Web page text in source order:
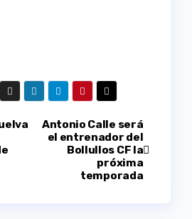
Antonio Calle será
el entrenador del
Bollullos CF la
próxima
temporada